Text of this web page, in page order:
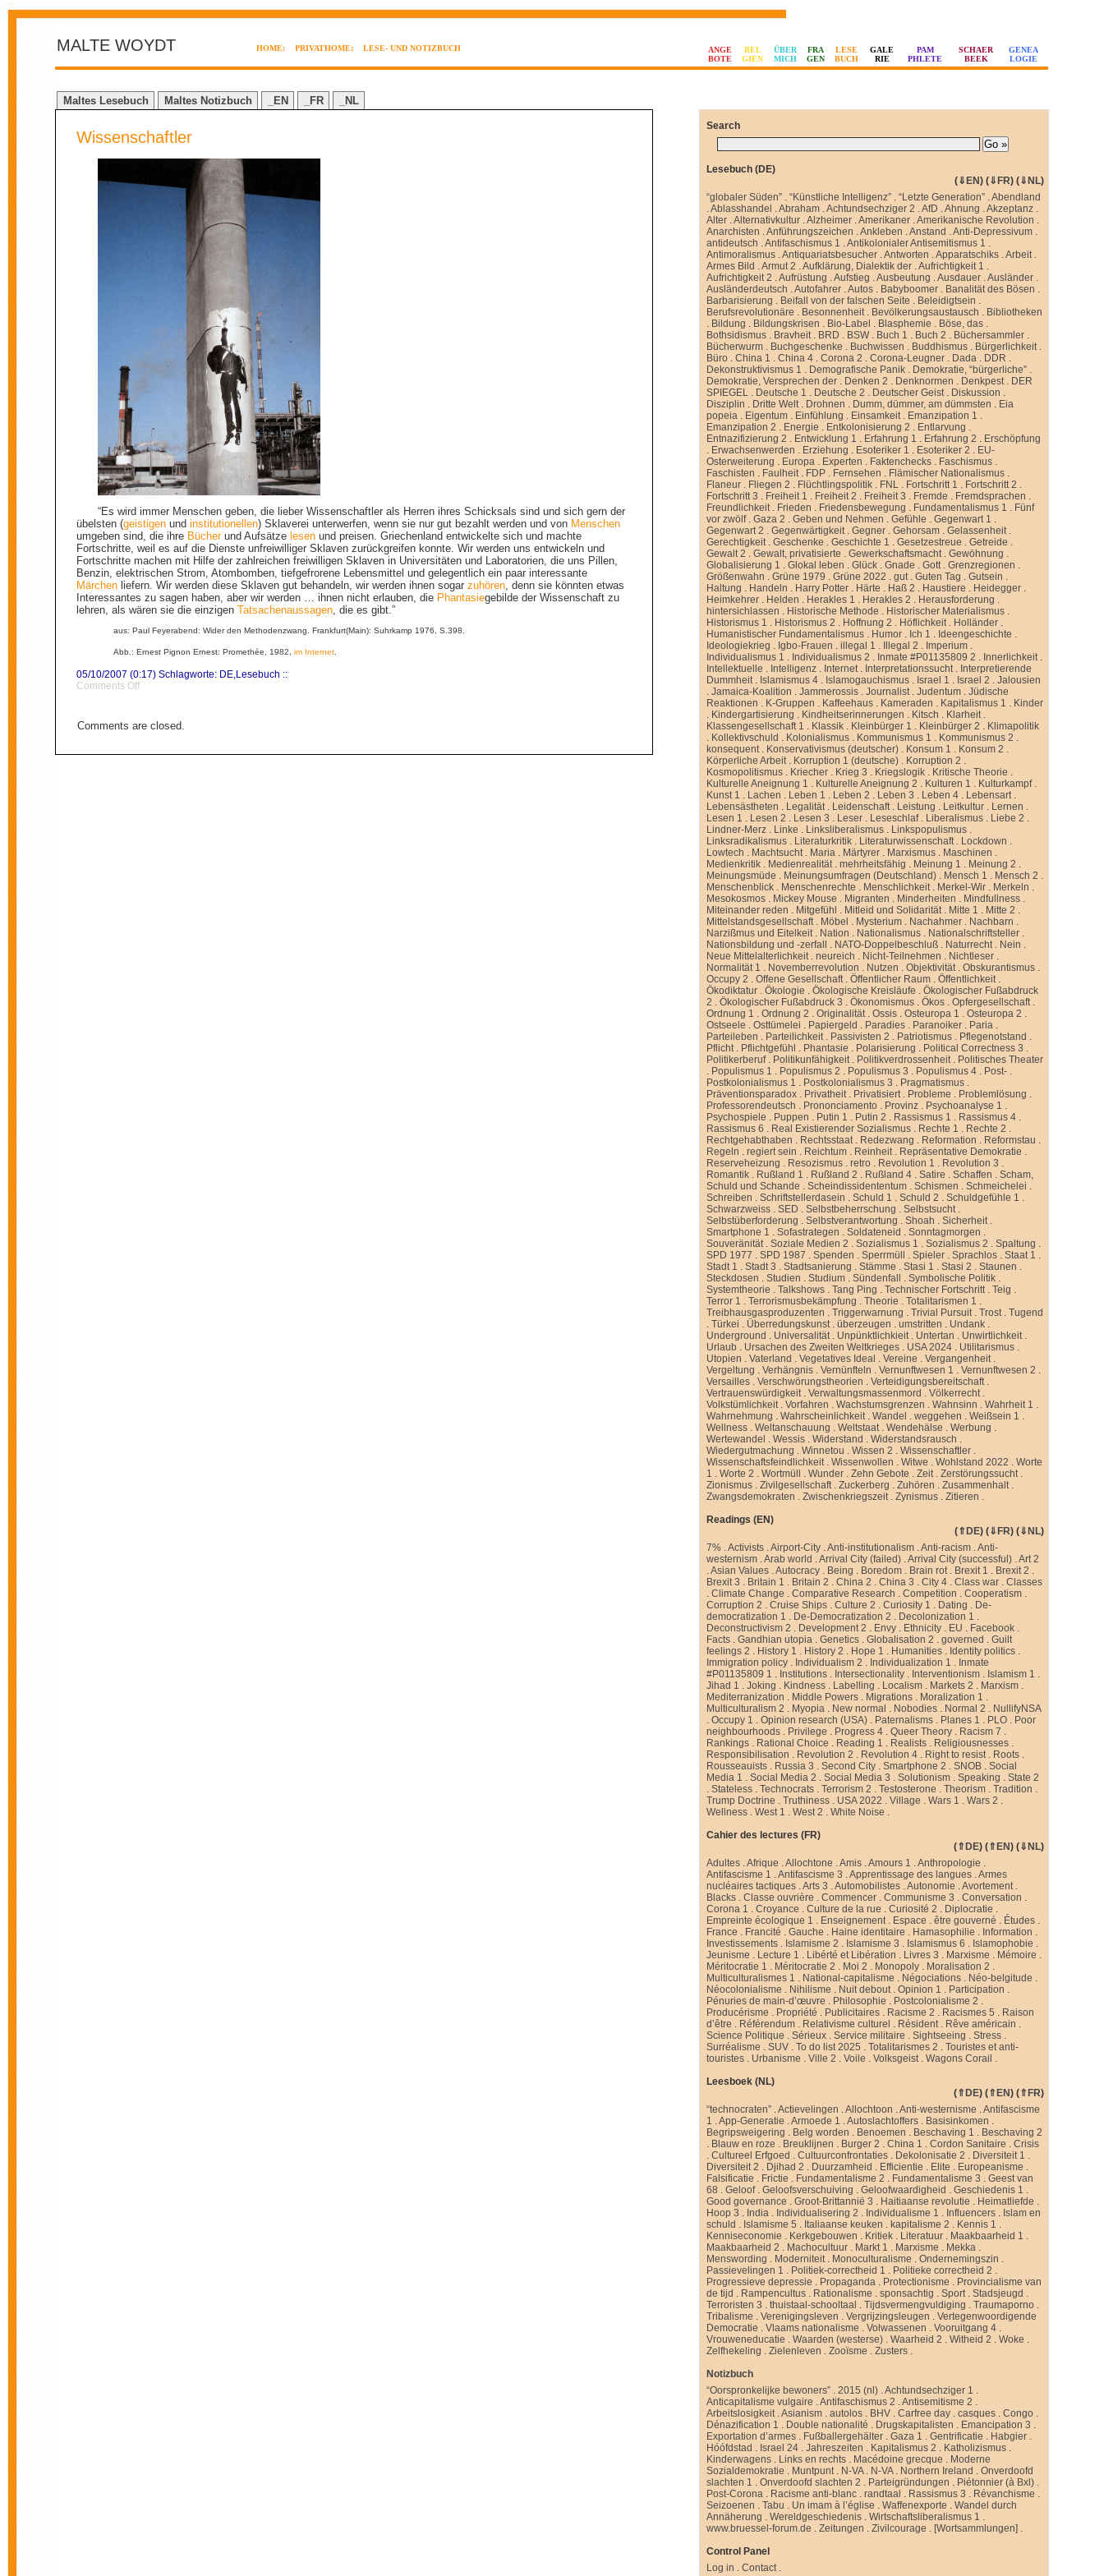
MALTE WOYDT HOME: PRIVATHOME: LESE- UND NOTIZBUCH
ANGE
BOTE
BEL
GIEN
ÜBER
MICH
FRA
GEN
LESE
BUCH
GALE
RIE
PAM
PHLETE
SCHAER
BEEK
GENEA
LOGIE
Maltes Lesebuch Maltes Notizbuch _EN _FR _NL
Wissenschaftler
“Es wird immer Menschen geben, die lieber Wissenschaftler als Herren ihres Schicksals sind und sich gern der
übelsten (geistigen undinstitutionellen) Sklaverei unterwerfen, wenn sie nur gut bezahlt werden und von Menschen
umgeben sind, die ihre Bücherund Aufsätze lesen und preisen. Griechenland entwickelte sich und machte
Fortschritte, weil es auf die Dienste unfreiwilliger Sklaven zurückgreifen konnte. Wir werden uns entwickeln und
Fortschritte machen mit Hilfe der zahlreichen freiwilligen Sklaven in Universitäten und Laboratorien, die uns Pillen,
Benzin, elektrischen Strom, Atombomben, tiefgefrorene Lebensmittel und gelegentlich ein paar interessante
Märchen liefern. Wir werden diese Sklaven gut behandeln, wir werden ihnen sogarzuhören, denn sie könnten etwas
Interessantes zu sagen haben, aber wir werden … ihnen nicht erlauben, die Phantasiegebilde der Wissenschaft zu
lehren, als wären sie die einzigenTatsachenaussagen, die es gibt.”
aus: Paul Feyerabend: Wider den Methodenzwang. Frankfurt(Main): Suhrkamp 1976, S.398.
Abb.: Ernest Pignon Ernest: Promethée, 1982, im Internet.
05/10/2007 (0:17) Schlagworte: DE,Lesebuch ::
Comments Offon
Comments are closed.
Search
Lesebuch (DE)
(⇓EN) (⇓FR) (⇓NL)
“globaler Süden” .“Künstliche Intelligenz” .“Letzte Generation” .Abendland
.Ablasshandel .Abraham .Achtundsechziger 2 .AfD .Ahnung .Akzeptanz .
Alter .Alternativkultur .Alzheimer .Amerikaner .Amerikanische Revolution .
Anarchisten .Anführungszeichen .Ankleben .Anstand .Anti-Depressivum .
antideutsch .Antifaschismus 1 .Antikolonialer Antisemitismus 1 .
Antimoralismus .Antiquariatsbesucher .Antworten .Apparatschiks .Arbeit.
Armes Bild .Armut 2 .Aufklärung, Dialektik der .Aufrichtigkeit 1 .
Aufrichtigkeit 2 .Aufrüstung .Aufstieg .Ausbeutung .Ausdauer .Ausländer .
Ausländerdeutsch .Autofahrer .Autos . Babyboomer . Banalität des Bösen .
Barbarisierung . Beifall von der falschen Seite . Beleidigtsein .
Berufsrevolutionäre . Besonnenheit. Bevölkerungsaustausch . Bibliotheken
. Bildung . Bildungskrisen . Bio-Label . Blasphemie . Böse, das .
Bothsidismus . Bravheit. BRD . BSW. Buch 1 . Buch 2 . Büchersammler .
Bücherwurm . Buchgeschenke . Buchwissen . Buddhismus . Bürgerlichkeit.
Büro .China 1 .China 4 .Corona 2 .Corona-Leugner . Dada . DDR .
Dekonstruktivismus 1 . Demografische Panik . Demokratie, “bürgerliche” .
Demokratie, Versprechen der . Denken 2 . Denknormen . Denkpest. DER
SPIEGEL . Deutsche 1 . Deutsche 2 . Deutscher Geist. Diskussion .
Disziplin . Dritte Welt. Drohnen . Dumm, dümmer, am dümmsten . Eia
popeia . Eigentum . Einfühlung . Einsamkeit. Emanzipation 1 .
Emanzipation 2 . Energie . Entkolonisierung 2 . Entlarvung .
Entnazifizierung 2 . Entwicklung 1 . Erfahrung 1 . Erfahrung 2 . Erschöpfung
. Erwachsenwerden . Erziehung . Esoteriker 1 . Esoteriker 2 . EU-
Osterweiterung . Europa . Experten . Faktenchecks . Faschismus .
Faschisten . Faulheit. FDP . Fernsehen . Flämischer Nationalismus .
Flaneur . Fliegen 2 . Flüchtlingspolitik . FNL . Fortschritt 1 . Fortschritt 2 .
Fortschritt 3 . Freiheit 1 . Freiheit 2 . Freiheit 3 . Fremde . Fremdsprachen .
Freundlichkeit. Frieden . Friedensbewegung . Fundamentalismus 1 . Fünf
vor zwölf.Gaza 2 .Geben und Nehmen .Gefühle .Gegenwart 1 .
Gegenwart 2 .Gegenwärtigkeit.Gegner .Gehorsam .Gelassenheit.
Gerechtigkeit.Geschenke .Geschichte 1 .Gesetzestreue .Getreide .
Gewalt 2 .Gewalt, privatisierte .Gewerkschaftsmacht.Gewöhnung .
Globalisierung 1 .Glokal leben .Glück .Gnade .Gott.Grenzregionen .
Größenwahn .Grüne 1979 .Grüne 2022 .gut.Guten Tag .Gutsein .
Haltung . Handeln . Harry Potter . Härte . Haß 2 . Haustiere . Heidegger .
Heimkehrer . Helden . Herakles 1 . Herakles 2 . Herausforderung .
hintersichlassen . Historische Methode . Historischer Materialismus .
Historismus 1 . Historismus 2 . Hoffnung 2 . Höflichkeit. Holländer .
Humanistischer Fundamentalismus . Humor . Ich 1 . Ideengeschichte .
Ideologiekrieg . Igbo-Frauen .illegal 1 . Illegal 2 . Imperium .
Individualismus 1 . Individualismus 2 . Inmate #P01135809 2 . Innerlichkeit.
Intellektuelle . Intelligenz . Internet. Interpretationssucht. Interpretierende
Dummheit. Islamismus 4 . Islamogauchismus . Israel 1 . Israel 2 .Jalousien
.Jamaica-Koalition .Jammerossis .Journalist.Judentum .Jüdische
Reaktionen . K-Gruppen . Kaffeehaus . Kameraden . Kapitalismus 1 . Kinder
. Kindergartisierung . Kindheitserinnerungen . Kitsch . Klarheit.
Klassengesellschaft 1 . Klassik . Kleinbürger 1 . Kleinbürger 2 . Klimapolitik
. Kollektivschuld . Kolonialismus . Kommunismus 1 . Kommunismus 2 .
konsequent. Konservativismus (deutscher) . Konsum 1 . Konsum 2 .
Körperliche Arbeit. Korruption 1 (deutsche) . Korruption 2 .
Kosmopolitismus . Kriecher . Krieg 3 . Kriegslogik . Kritische Theorie .
Kulturelle Aneignung 1 . Kulturelle Aneignung 2 . Kulturen 1 . Kulturkampf.
Kunst 1 . Lachen . Leben 1 . Leben 2 . Leben 3 . Leben 4 . Lebensart.
Lebensästheten . Legalität. Leidenschaft. Leistung . Leitkultur . Lernen .
Lesen 1 . Lesen 2 . Lesen 3 . Leser . Leseschlaf. Liberalismus . Liebe 2 .
Lindner-Merz . Linke . Linksliberalismus . Linkspopulismus .
Linksradikalismus . Literaturkritik . Literaturwissenschaft. Lockdown .
Lowtech . Machtsucht. Maria . Märtyrer . Marxismus . Maschinen .
Medienkritik . Medienrealität.mehrheitsfähig . Meinung 1 . Meinung 2 .
Meinungsmüde . Meinungsumfragen (Deutschland) . Mensch 1 . Mensch 2 .
Menschenblick . Menschenrechte . Menschlichkeit. Merkel-Wir . Merkeln .
Mesokosmos . Mickey Mouse . Migranten . Minderheiten . Mindfullness .
Miteinander reden . Mitgefühl . Mitleid und Solidarität. Mitte 1 . Mitte 2 .
Mittelstandsgesellschaft. Möbel . Mysterium . Nachahmer . Nachbarn .
Narzißmus und Eitelkeit. Nation . Nationalismus . Nationalschriftsteller .
Nationsbildung und -zerfall
. NATO-Doppelbeschluß . Naturrecht. Nein .
Neue Mittelalterlichkeit.neureich . Nicht-Teilnehmen . Nichtleser .
Normalität 1 . Novemberrevolution . Nutzen .Objektivität.Obskurantismus .
Occupy 2 .Offene Gesellschaft.Öffentlicher Raum .Öffentlichkeit.
Ökodiktatur .Ökologie .Ökologische Kreisläufe .Ökologischer Fußabdruck
2 .Ökologischer Fußabdruck 3 .Ökonomismus .Ökos .Opfergesellschaft.
Ordnung 1 .Ordnung 2 .Originalität.Ossis .Osteuropa 1 .Osteuropa 2 .
Ostseele .Osttümelei . Papiergeld . Paradies . Paranoiker . Paria .
Parteileben . Parteilichkeit. Passivisten 2 . Patriotismus . Pflegenotstand .
Pflicht. Pflichtgefühl . Phantasie . Polarisierung . Political Correctness 3 .
Politikerberuf. Politikunfähigkeit. Politikverdrossenheit. Politisches Theater
. Populismus 1 . Populismus 2 . Populismus 3 . Populismus 4 . Post- .
Postkolonialismus 1 . Postkolonialismus 3 . Pragmatismus .
Präventionsparadox . Privatheit. Privatisiert. Probleme . Problemlösung .
Professorendeutsch . Prononciamento . Provinz . Psychoanalyse 1 .
Psychospiele . Puppen . Putin 1 . Putin 2 . Rassismus 1 . Rassismus 4 .
Rassismus 6 . Real Existierender Sozialismus . Rechte 1 . Rechte 2 .
Rechtgehabthaben . Rechtsstaat. Redezwang . Reformation . Reformstau .
Regeln .regiert sein . Reichtum . Reinheit. Repräsentative Demokratie .
Reserveheizung . Resozismus .retro . Revolution 1 . Revolution 3 .
Romantik . Rußland 1 . Rußland 2 . Rußland 4 .Satire .Schaffen .Scham,
Schuld und Schande .Scheindissidententum .Schismen .Schmeichelei .
Schreiben .Schriftstellerdasein .Schuld 1 .Schuld 2 .Schuldgefühle 1 .
Schwarzweiss .SED .Selbstbeherrschung .Selbstsucht.
Selbstüberforderung .Selbstverantwortung .Shoah .Sicherheit.
Smartphone 1 .Sofastrategen .Soldateneid .Sonntagmorgen .
Souveränität.Soziale Medien 2 .Sozialismus 1 .Sozialismus 2 .Spaltung .
SPD 1977 .SPD 1987 .Spenden .Sperrmüll .Spieler .Sprachlos .Staat 1 .
Stadt 1 .Stadt 3 .Stadtsanierung .Stämme .Stasi 1 .Stasi 2 .Staunen .
Steckdosen .Studien .Studium .Sündenfall .Symbolische Politik .
Systemtheorie .Talkshows .Tang Ping .Technischer Fortschritt.Teig .
Terror 1 .Terrorismusbekämpfung .Theorie .Totalitarismen 1 .
Treibhausgasproduzenten .Triggerwarnung .Trivial Pursuit.Trost.Tugend
.Türkei . Überredungskunst.überzeugen .umstritten . Undank .
Underground . Universalität. Unpünktlichkieit. Untertan . Unwirtlichkeit.
Urlaub . Ursachen des Zweiten Weltkrieges . USA 2024 . Utilitarismus .
Utopien .Vaterland .Vegetatives Ideal .Vereine .Vergangenheit.
Vergeltung .Verhängnis .Vernünfteln .Vernunftwesen 1 .Vernunftwesen 2 .
Versailles .Verschwörungstheorien .Verteidigungsbereitschaft.
Vertrauenswürdigkeit.Verwaltungsmassenmord .Völkerrecht.
Volkstümlichkeit.Vorfahren .Wachstumsgrenzen .Wahnsinn .Wahrheit 1 .
Wahrnehmung .Wahrscheinlichkeit.Wandel .weggehen .Weißsein 1 .
Wellness .Weltanschauung .Weltstaat.Wendehälse .Werbung .
Wertewandel .Wessis .Widerstand .Widerstandsrausch .
Wiedergutmachung .Winnetou .Wissen 2 .Wissenschaftler .
Wissenschaftsfeindlichkeit.Wissenwollen .Witwe .Wohlstand 2022 .Worte
1 .Worte 2 .Wortmüll .Wunder .Zehn Gebote .Zeit.Zerstörungssucht.
Zionismus .Zivilgesellschaft.Zuckerberg .Zuhören .Zusammenhalt.
Zwangsdemokraten .Zwischenkriegszeit.Zynismus .Zitieren .
Readings (EN)
(⇑DE) (⇓FR) (⇓NL)
7% .Activists .Airport-City .Anti-institutionalism .Anti-racism .Anti-
westernism .Arab world .Arrival City (failed) .Arrival City (successful) .Art 2
.Asian Values .Autocracy . Being . Boredom . Brain rot. Brexit 1 . Brexit 2 .
Brexit 3 . Britain 1 . Britain 2 .China 2 .China 3 .City 4 .Class war .Classes
.Climate Change .Comparative Research .Competition .Cooperatism .
Corruption 2 .Cruise Ships .Culture 2 .Curiosity 1 . Dating . De-
democratization 1 . De-Democratization 2 . Decolonization 1 .
Deconstructivism 2 . Development 2 . Envy . Ethnicity . EU . Facebook .
Facts .Gandhian utopia .Genetics .Globalisation 2 .governed .Guilt
feelings 2 . History 1 . History 2 . Hope 1 . Humanities . Identity politics .
Immigration policy . Individualism 2 . Individualization 1 . Inmate
#P01135809 1 . Institutions . Intersectionality . Interventionism . Islamism 1 .
Jihad 1 .Joking . Kindness . Labelling . Localism . Markets 2 . Marxism .
Mediterranization . Middle Powers . Migrations . Moralization 1 .
Multiculturalism 2 . Myopia . New normal . Nobodies . Normal 2 . NullifyNSA
.Occupy 1 .Opinion research (USA) . Paternalisms . Planes 1 . PLO . Poor
neighbourhoods . Privilege . Progress 4 .Queer Theory . Racism 7 .
Rankings . Rational Choice . Reading 1 . Realists . Religiousnesses .
Responsibilisation . Revolution 2 . Revolution 4 . Right to resist. Roots .
Rousseauists . Russia 3 .Second City .Smartphone 2 .SNOB .Social
Media 1 .Social Media 2 .Social Media 3 .Solutionism .Speaking .State 2
.Stateless .Technocrats .Terrorism 2 .Testosterone .Theorism .Tradition .
Trump Doctrine .Truthiness . USA 2022 .Village .Wars 1 .Wars 2 .
Wellness .West 1 .West 2 .White Noise .
Cahier des lectures (FR)
(⇑DE) (⇑EN) (⇓NL)
Adultes .Afrique .Allochtone .Amis .Amours 1 .Anthropologie .
Antifascisme 1 .Antifascisme 3 .Apprentissage des langues .Armes
nucléaires tactiques .Arts 3 .Automobilistes .Autonomie .Avortement.
Blacks .Classe ouvrière .Commencer .Communisme 3 .Conversation .
Corona 1 .Croyance .Culture de la rue .Curiosité 2 . Diplocratie .
Empreinte écologique 1 . Enseignement. Espace .être gouverné . Études .
France . Francité .Gauche . Haine identitaire . Hamasophilie . Information .
Investissements . Islamisme 2 . Islamisme 3 . Islamismus 6 . Islamophobie .
Jeunisme . Lecture 1 . Libérté et Libération . Livres 3 . Marxisme . Mémoire .
Méritocratie 1 . Méritocratie 2 . Moi 2 . Monopoly . Moralisation 2 .
Multiculturalismes 1 . National-capitalisme . Négociations . Néo-belgitude .
Néocolonialisme . Nihilisme . Nuit debout.Opinion 1 . Participation .
Pénuries de main-d’œuvre . Philosophie . Postcolonialisme 2 .
Producérisme . Propriété . Publicitaires . Racisme 2 . Racismes 5 . Raison
d’être . Référendum . Relativisme culturel . Résident. Rêve américain .
Science Politique .Sérieux .Service militaire .Sightseeing .Stress .
Surréalisme .SUV .To do list 2025 .Totalitarismes 2 .Touristes et anti-
touristes . Urbanisme .Ville 2 .Voile .Volksgeist.Wagons Corail .
Leesboek (NL)
(⇑DE) (⇑EN) (⇑FR)
“technocraten” .Actievelingen .Allochtoon .Anti-westernisme .Antifascisme
1 .App-Generatie .Armoede 1 .Autoslachtoffers . Basisinkomen .
Begripsweigering . Belg worden . Benoemen . Beschaving 1 . Beschaving 2
. Blauw en roze . Breuklijnen . Burger 2 .China 1 .Cordon Sanitaire .Crisis
.Cultureel Erfgoed .Cultuurconfrontaties . Dekolonisatie 2 . Diversiteit 1 .
Diversiteit 2 . Djihad 2 . Duurzamheid . Efficientie . Elite . Europeanisme .
Falsificatie . Frictie . Fundamentalisme 2 . Fundamentalisme 3 .Geest van
68 .Geloof.Geloofsverschuiving .Geloofwaardigheid .Geschiedenis 1 .
Good governance .Groot-Brittannië 3 . Haitiaanse revolutie . Heimatliefde .
Hoop 3 . India . Individualisering 2 . Individualisme 1 . Influencers . Islam en
schuld . Islamisme 5 . Italiaanse keuken . kapitalisme 2 . Kennis 1 .
Kenniseconomie . Kerkgebouwen . Kritiek . Literatuur . Maakbaarheid 1 .
Maakbaarheid 2 . Machocultuur . Markt 1 . Marxisme . Mekka .
Menswording . Moderniteit. Monoculturalisme .Ondernemingszin .
Passievelingen 1 . Politiek-correctheid 1 . Politieke correctheid 2 .
Progressieve depressie . Propaganda . Protectionisme . Provincialisme van
de tijd . Rampencultus . Rationalisme .sponsachtig .Sport.Stadsjeugd .
Terroristen 3 .thuistaal-schooltaal .Tijdsvermengvuldiging .Traumaporno .
Tribalisme .Verenigingsleven .Vergrijzingsleugen .Vertegenwoordigende
Democratie .Vlaams nationalisme .Volwassenen .Vooruitgang 4 .
Vrouweneducatie .Waarden (westerse) .Waarheid 2 .Witheid 2 .Woke .
Zelfhekeling .Zielenleven .Zooïsme .Zusters .
Notizbuch
“Oorspronkelijke bewoners” .2015 (nl) .Achtundsechziger 1 .
Anticapitalisme vulgaire .Antifaschismus 2 .Antisemitisme 2 .
Arbeitslosigkeit.Asianism .autolos . BHV .Carfree day .casques .Congo .
Dénazification 1 . Double nationalité . Drugskapitalisten . Emancipation 3 .
Exportation d’armes . Fußballergehälter .Gaza 1 .Gentrificatie . Habgier .
Hóófdstad . Israel 24 .Jahreszeiten . Kapitalismus 2 . Katholizismus .
Kinderwagens . Links en rechts . Macédoine grecque . Moderne
Sozialdemokratie . Muntpunt. N-VA. N-VA. Northern Ireland .Onverdoofd
slachten 1 .Onverdoofd slachten 2 . Parteigründungen . Piétonnier (à Bxl) .
Post-Corona . Racisme anti-blanc .randtaal . Rassismus 3 . Révanchisme .
Seizoenen .Tabu . Un imam à l’église .Waffenexporte .Wandel durch
Annäherung .Wereldgeschiedenis .Wirtschaftsliberalismus 1 .
www.bruessel-forum.de .Zeitungen .Zivilcourage . [Wortsammlungen] .
Control Panel
Log in .Contact.